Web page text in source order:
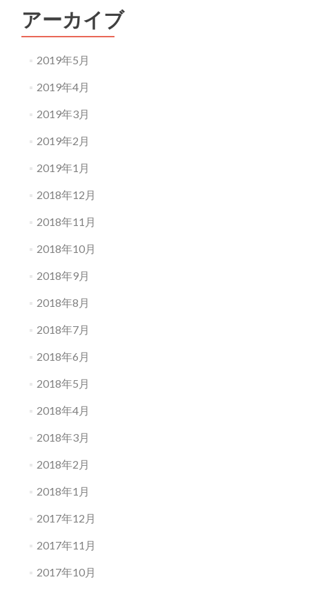
アーカイブ
2019年5月
2019年4月
2019年3月
2019年2月
2019年1月
2018年12月
2018年11月
2018年10月
2018年9月
2018年8月
2018年7月
2018年6月
2018年5月
2018年4月
2018年3月
2018年2月
2018年1月
2017年12月
2017年11月
2017年10月